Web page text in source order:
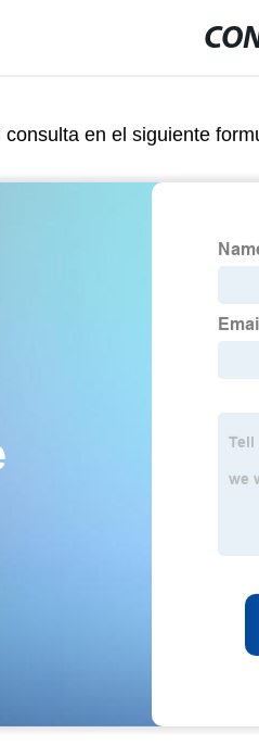
en el siguiente